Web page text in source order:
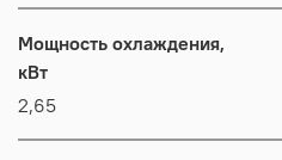
Мощность охлаждения,
кВт
2,65